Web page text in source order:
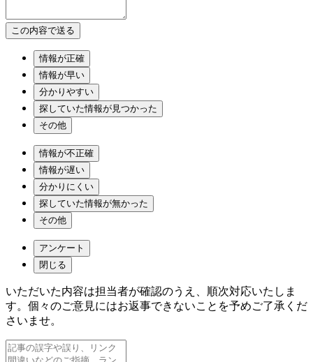
情報が正確
情報が早い
分かりやすい
探していた情報が見つかった
その他
情報が不正確
情報が遅い
分かりにくい
探していた情報が無かった
その他
アンケート
閉じる
いただいた内容は担当者が確認のうえ、順次対応いたしま
す。個々のご意見にはお返事できないことを予めご了承くだ
さいませ。